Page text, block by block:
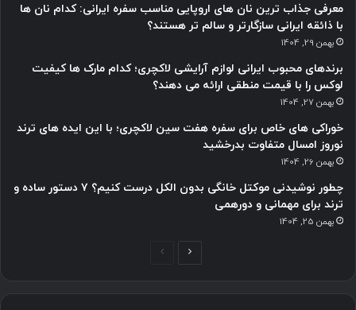
معرفی جذاب ترین نان های اروپایی مناسب سفره ایرانی: کدام نان ها
با ذائقه ایرانی سازگارتر و سالم تر هستند؟
بهمن 29, 1404
برندهای محبوب ایرانی لوازم آرایشی لاکچری؛ کدام مارک ها کیفیت
لوکس را با قیمت منطقی ارائه می دهند؟
بهمن 27, 1404
خوراکی های خاص برای سفره هفت سین لاکچری؛ با این ایده های ترند
نوروز امسال متفاوت بدرخشید
بهمن 26, 1404
چطور نوشیدنی موکتل خانگی بدون الکل درست کنیم؟ ۷ دستور ساده و
ترند برای مهمانی و دورهمی
بهمن 25, 1404